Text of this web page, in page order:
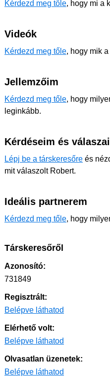
Kérdezd meg tőle, hogy mi a
Videók
Kérdezd meg tőle, hogy mik
Jellemzőim
Kérdezd meg tőle, hogy
leginkább.
Kérdéseim és
Lépj be a társkeresőre és
mit válaszolt Robert.
Ideális partnerem
Kérdezd meg tőle, hogy
Társkeresőről
Azonosító:
731849
Regisztrált:
Belépve láthatod
Elérhető volt:
Belépve láthatod
Olvasatlan üzenetek:
Belépve láthatod